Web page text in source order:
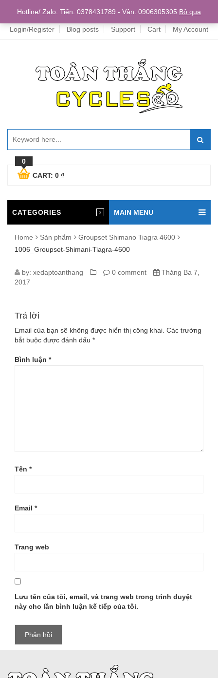
Home
Login/Register Blog posts Support Cart My Account
0
CART: 0 ₫
CATEGORIES MAIN MENU
Home Sản phẩm
Groupset Shimano Tiagra 4600
1006_Groupset-Shimani-Tiagra-4600
1006_GROUPSET-
TIAGRA-
4600
by: xedaptoanthang 0 comment
Tháng Ba 7,
2017
Trả lời
Email của bạn sẽ không được hiển thị công khai. Các trường
bắt buộc được đánh dấu *
Bình luận *
Tên *
Email *
Trang web
Lưu tên của tôi, email, và trang web trong trình duyệt
này cho lần bình luận kế tiếp của tôi.
Hotline/ Zalo: Tiến: 0378431789 - Vân: 0906305305 Bỏ qua